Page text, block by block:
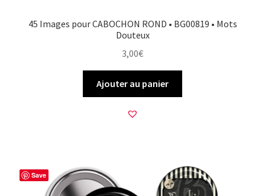
45 Images pour CABOCHON ROND • BG00819 • Mots
Douteux
3,00€
Ajouter au panier
Save